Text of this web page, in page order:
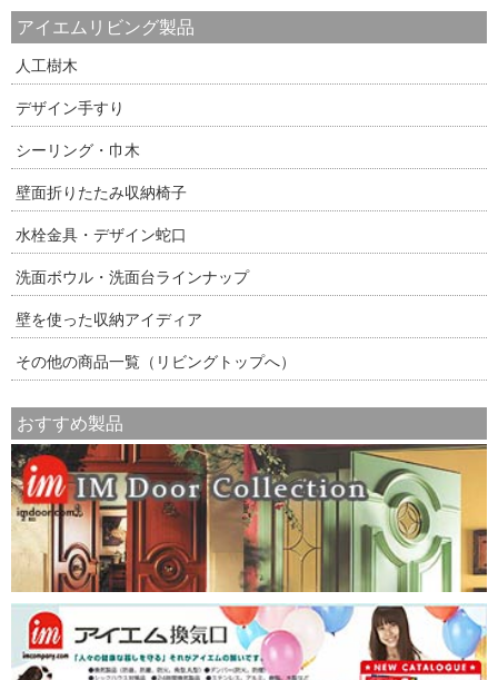
アイエムリビング製品
人工樹木
デザイン手すり
シーリング・巾木
壁面折りたたみ収納椅子
水栓金具・デザイン蛇口
洗面ボウル・洗面台ラインナップ
壁を使った収納アイディア
その他の商品一覧（リビングトップへ）
おすすめ製品